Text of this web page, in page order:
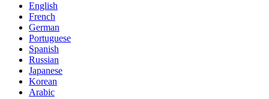
English
French
German
Portuguese
Spanish
Russian
Japanese
Korean
Arabic